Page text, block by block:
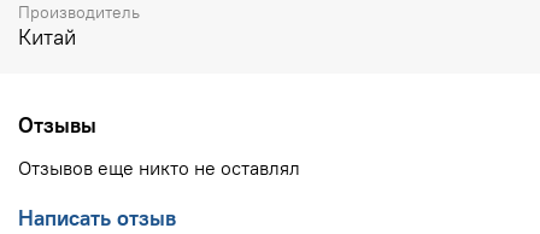
Производитель
Китай
Отзывы
Отзывов еще никто не оставлял
Написать отзыв